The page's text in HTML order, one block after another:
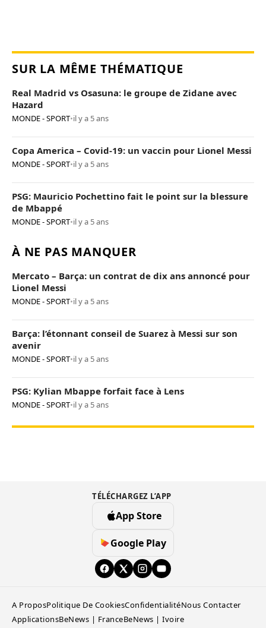
SUR LA MÊME THÉMATIQUE
Real Madrid vs Osasuna: le groupe de Zidane avec
Hazard
MONDE - SPORT•il y a 5 ans
Copa America – Covid-19: un vaccin pour Lionel Messi
MONDE - SPORT•il y a 5 ans
PSG: Mauricio Pochettino fait le point sur la blessure
de Mbappé
MONDE - SPORT•il y a 5 ans
À NE PAS MANQUER
Mercato – Barça: un contrat de dix ans annoncé pour
Lionel Messi
MONDE - SPORT•il y a 5 ans
Barça: l’étonnant conseil de Suarez à Messi sur son
avenir
MONDE - SPORT•il y a 5 ans
PSG: Kylian Mbappe forfait face à Lens
MONDE - SPORT•il y a 5 ans
TÉLÉCHARGEZ L’APP
App Store
Google Play
A ProposPolitique De CookiesConfidentialitéNous Contacter
ApplicationsBeNews | FranceBeNews | Ivoire